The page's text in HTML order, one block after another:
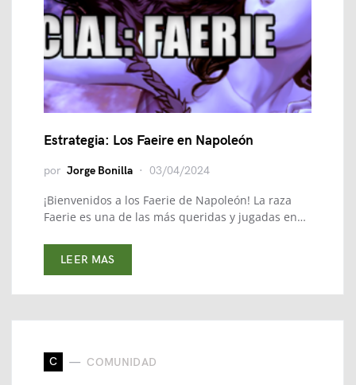
Estrategia: Los Faeire en Napoleón
por Jorge Bonilla 03/04/2024
¡Bienvenidos a los Faerie de Napoleón! La raza
Faerie es una de las más queridas y jugadas en…
LEER MAS
C COMUNIDAD